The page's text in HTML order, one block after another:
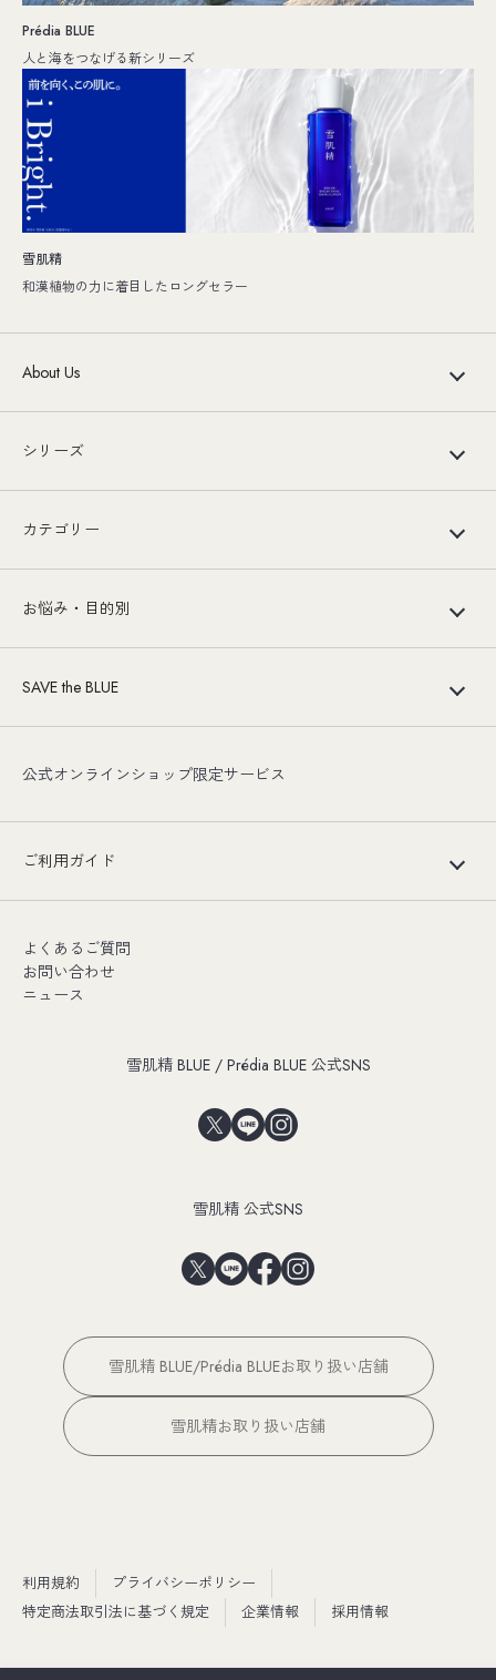
Prédia BLUE
人と海をつなげる新シリーズ
雪肌精
和漢植物の力に着目したロングセラー
About Us
シリーズ
カテゴリー
お悩み・目的別
SAVE the BLUE
公式オンラインショップ限定サービス
ご利用ガイド
よくあるご質問
お問い合わせ
ニュース
雪肌精 BLUE / Prédia BLUE 公式SNS
雪肌精 公式SNS
雪肌精 BLUE/Prédia BLUEお取り扱い店舗
雪肌精お取り扱い店舗
利用規約
プライバシーポリシー
特定商法取引法に基づく規定
企業情報 採用情報